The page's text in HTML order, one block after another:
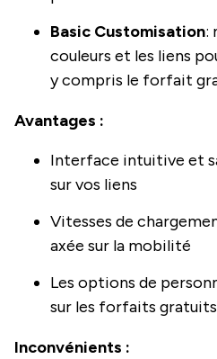
Basic Customisation:
couleurs et les liens
y compris le forfait
Avantages :
Interface intuitive et
sur vos liens
Vitesses de
axée sur la mobilité
Les options de
sur les forfaits
Inconvénients :